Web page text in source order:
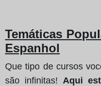
Temáticas
Espanhol
Que tipo de cursos
são infinitas! Aqui